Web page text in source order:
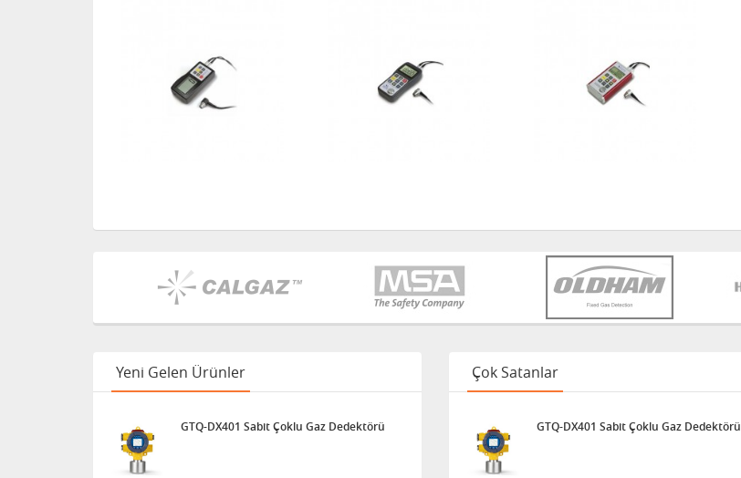
Yeni Gelen Ürünler
GTQ-DX401 Sabit Çoklu Gaz Dedektörü
Çok Satanlar
GTQ-DX401 Sabit Çoklu Gaz Dedektörü